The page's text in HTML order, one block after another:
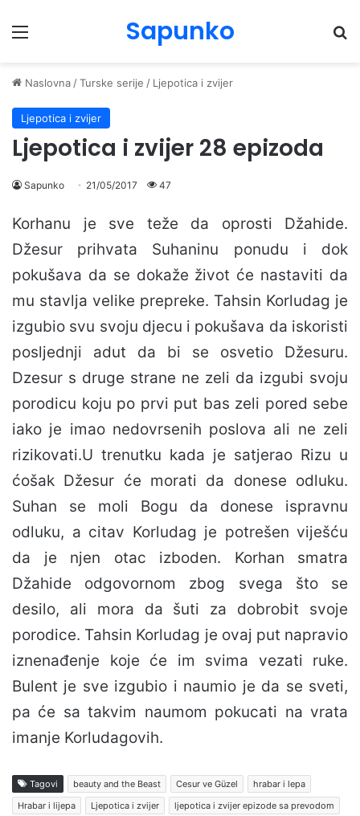
Menu Sapunko
Naslovna /Turske serije / Ljepotica i zvijer
Ljepotica i zvijer
Ljepotica i zvijer 28 epizoda
Sapunko 21/05/2017 47
Korhanu je sve teže da oprosti Džahide.
Džesur prihvata Suhaninu ponudu i dok
pokušava da se dokaže život će nastaviti da
mu stavlja velike prepreke. Tahsin Korludag je
izgubio svu svoju djecu i pokušava da iskoristi
posljednji adut da bi se osvetio Džesuru.
Dzesur s druge strane ne zeli da izgubi svoju
porodicu koju po prvi put bas zeli pored sebe
iako je imao nedovrsenih poslova ali ne zeli
rizikovati.U trenutku kada je satjerao Rizu u
ćošak Džesur će morati da donese odluku.
Suhan se moli Bogu da donese ispravnu
odluku, a citav Korludag je potrešen viješću
da je njen otac izboden. Korhan smatra
Džahide odgovornom zbog svega što se
desilo, ali mora da šuti za dobrobit svoje
porodice. Tahsin Korludag je ovaj put napravio
iznenađenje koje će im svima vezati ruke.
Bulent je sve izgubio i naumio je da se sveti,
pa će sa takvim naumom pokucati na vrata
imanje Korludagovih.
Tagovi beauty and the Beast Cesur ve Güzel
hrabar i lepa
Hrabar i lijepa
Ljepotica i zvijer
ljepotica i zvijer epizode sa prevodom